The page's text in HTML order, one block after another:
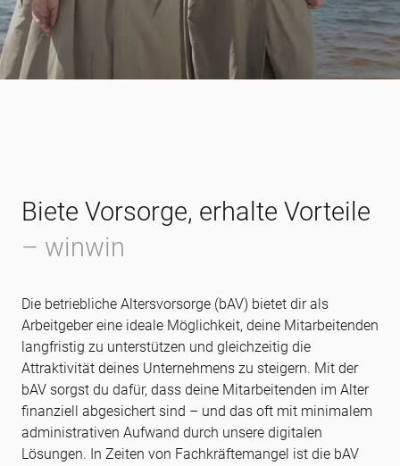
Biete Vorsorge, erhalte Vorteile
– winwin
Die betriebliche Altersvorsorge (bAV) bietet dir als
Arbeitgeber eine ideale Möglichkeit, deine Mitarbeitenden
langfristig zu unterstützen und gleichzeitig die
Attraktivität deines Unternehmens zu steigern. Mit der
bAV sorgst du dafür, dass deine Mitarbeitenden im Alter
finanziell abgesichert sind – und das oft mit minimalem
administrativen Aufwand durch unsere digitalen
Lösungen. In Zeiten von Fachkräftemangel ist die bAV